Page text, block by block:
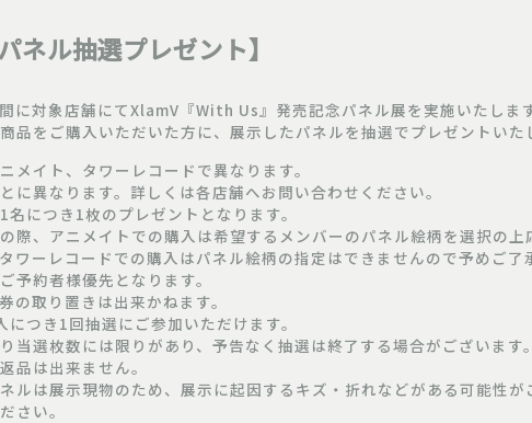
ネル抽選プレゼント】
に対象店舗にてXlamV『With Us』発売記念パネル展を実施いたしま
品をご購入いただいた方に、展示したパネルを抽選でプレゼントいた
メイト、タワーレコードで異なります。
に異なります。詳しくは各店舗へお問い合わせください。
につき1枚のプレゼントとなります。
際、アニメイトでの購入は希望するメンバーのパネル絵柄を選択の上
ワーレコードでの購入はパネル絵柄の指定はできませんので予めご了
予約者様優先となります。
の取り置きは出来かねます。
つき1回抽選にご参加いただけます。
当選枚数には限りがあり、予告なく抽選は終了する場合がございます。
品は出来ません。
ルは展示現物のため、展示に起因するキズ・折れなどがある可能性が
さい。